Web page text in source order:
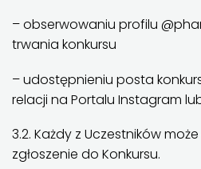
– obserwowaniu profilu
trwania konkursu
– udostępnieniu posta
relacji na Portalu Instagram
3.2. Każdy z Uczestników
zgłoszenie do Konkursu.